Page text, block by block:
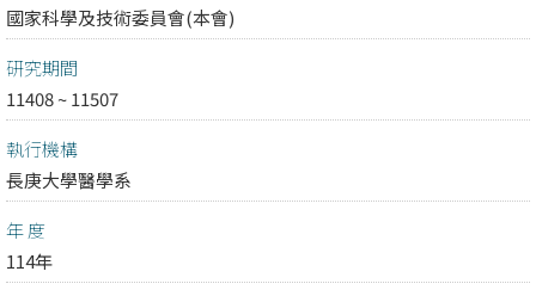
國家科學及技術委員會(本會)
研究期間
11408 ~ 11507
執行機構
長庚大學醫學系
年 度
114年